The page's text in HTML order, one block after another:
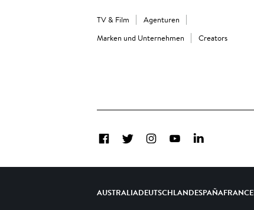
TV & Film
Agenturen
Marken und Unternehmen
Creators
FacebookTwitterInstagramYouTubeLinkedIn
AUSTRALIADEUTSCHLANDESPAÑAFRANCE